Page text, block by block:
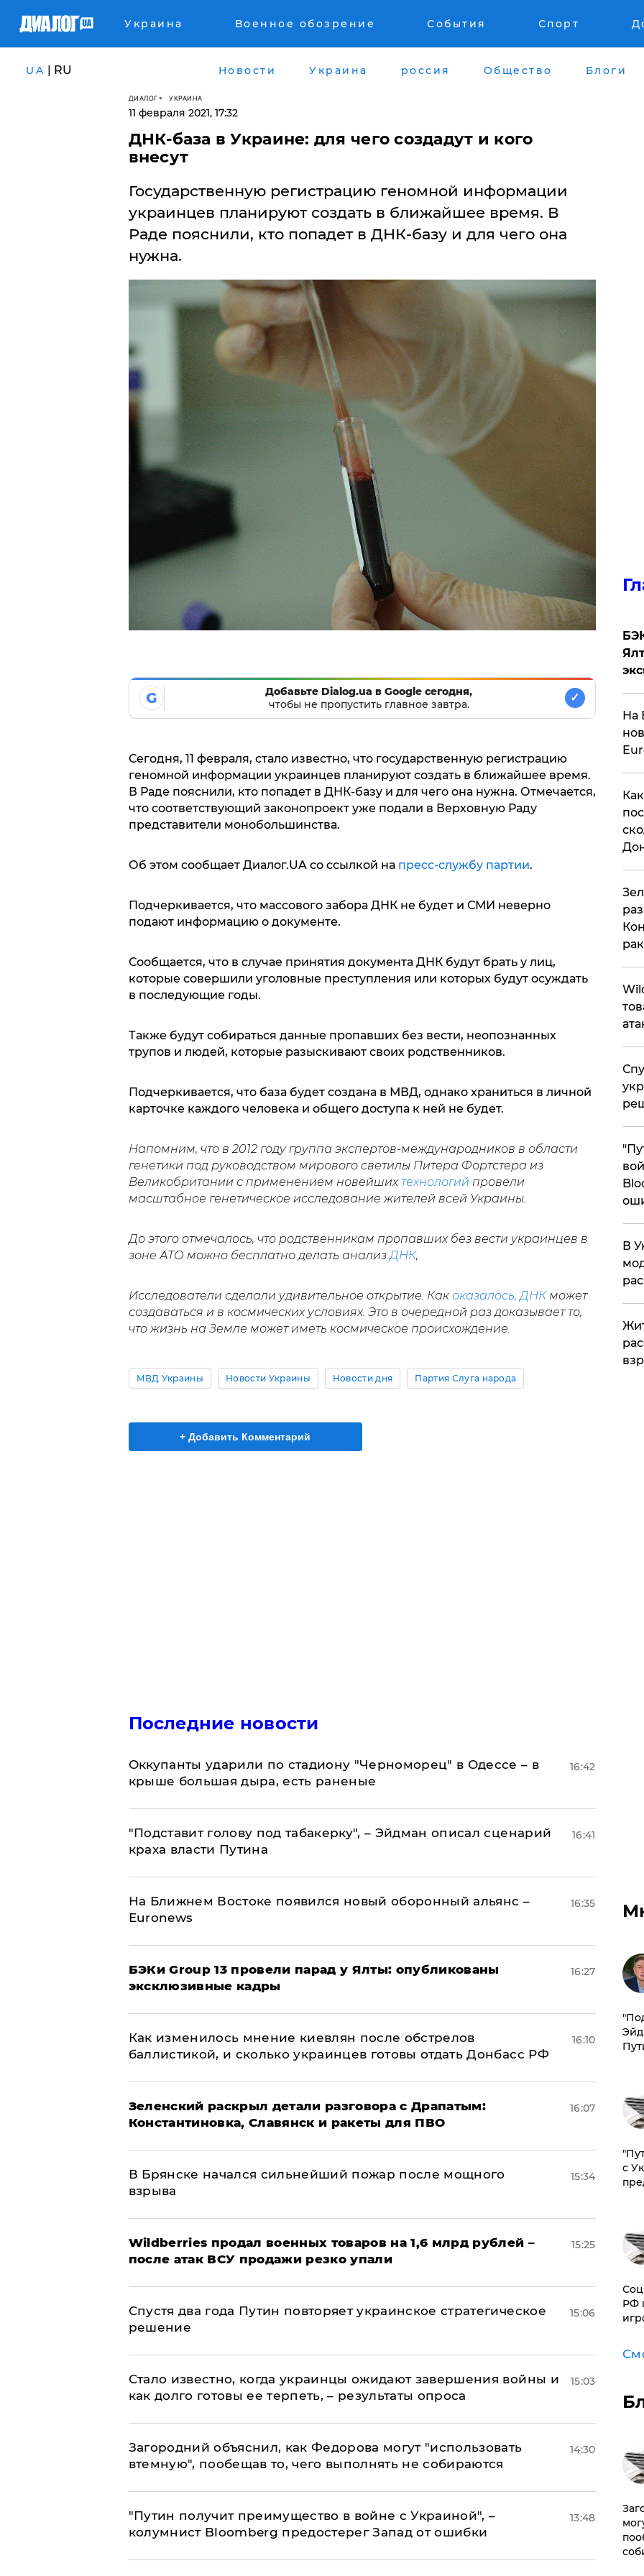
Украина Военное обозрение События Спорт
UA | RU Новости Украина россия Общество Блоги
ДИАЛОГ УКРАИНА
11 февраля 2021, 17:32
ДНК-база в Украине: для чего создадут и кого
внесут
Государственную регистрацию геномной информации
украинцев планируют создать в ближайшее время. В
Раде пояснили, кто попадет в ДНК-базу и для чего она
нужна.
G
Добавьте Dialog.ua в Google сегодня,
чтобы не пропустить главное завтра.
✓
Сегодня, 11 февраля, стало известно, что государственную регистрацию
геномной информации украинцев планируют создать в ближайшее время.
В Раде пояснили, кто попадет в ДНК-базу и для чего она нужна. Отмечается,
что соответствующий законопроект уже подали в Верховную Раду
представители монобольшинства.
Об этом сообщает Диалог.UA со ссылкой на пресс-службу партии.
Подчеркивается, что массового забора ДНК не будет и СМИ неверно
подают информацию о документе.
Сообщается, что в случае принятия документа ДНК будут брать у лиц,
которые совершили уголовные преступления или которых будут осуждать
в последующие годы.
Также будут собираться данные пропавших без вести, неопознанных
трупов и людей, которые разыскивают своих родственников.
Подчеркивается, что база будет создана в МВД, однако храниться в личной
карточке каждого человека и общего доступа к ней не будет.
Напомним, что в 2012 году группа экспертов-международников в области
генетики под руководством мирового светилы Питера Фортстера из
Великобритании с применением новейшихтехнологий провели
масштабное генетическое исследование жителей всей Украины.
До этого отмечалось, что родственникам пропавших без вести украинцев в
зоне АТО можно бесплатно делать анализ ДНК,
Исследователи сделали удивительное открытие. Как оказалось, ДНКможет
создаваться и в космических условиях. Это в очередной раз доказывает то,
что жизнь на Земле может иметь космическое происхождение.
МВД Украины Новости Украины Новости дня Партия Слуга народа
+ Добавить Комментарий
Последние новости
Оккупанты ударили по стадиону "Черноморец" в Одессе – в
крыше большая дыра, есть раненые
16:42
​"Подставит голову под табакерку", – Эйдман описал сценарий
краха власти Путина
16:41
На Ближнем Востоке появился новый оборонный альянс –
Euronews
16:35
​БЭКи Group 13 провели парад у Ялты: опубликованы
эксклюзивные кадры
16:27
Как изменилось мнение киевлян после обстрелов
баллистикой, и сколько украинцев готовы отдать Донбасс РФ
16:10
​Зеленский раскрыл детали разговора с Драпатым:
Константиновка, Славянск и ракеты для ПВО
16:07
В Брянске начался сильнейший пожар после мощного
взрыва
15:34
​Wildberries продал военных товаров на 1,6 млрд рублей –
после атак ВСУ продажи резко упали
15:25
Спустя два года Путин повторяет украинское стратегическое
решение
15:06
Стало известно, когда украинцы ожидают завершения войны и
как долго готовы ее терпеть, – результаты опроса
15:03
Загородний объяснил, как Федорова могут "использовать
втемную", пообещав то, чего выполнять не собираются
14:30
"Путин получит преимущество в войне с Украиной", –
колумнист Bloomberg предостерег Запад от ошибки
13:48
На
В
с
РФ